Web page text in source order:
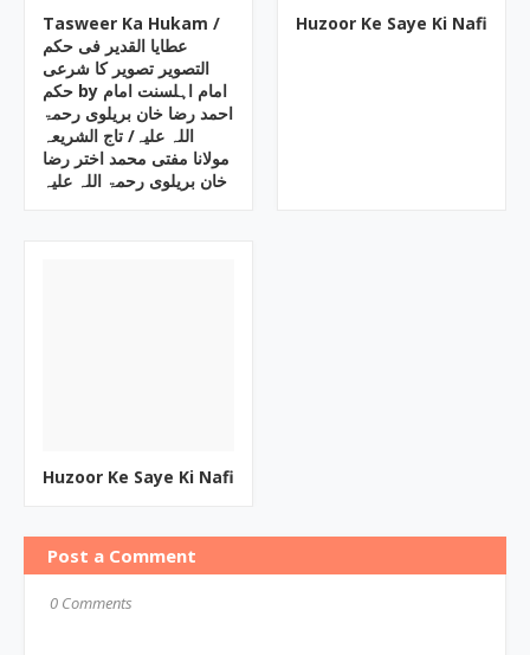
Tasweer Ka Hukam /
عطایا القدیر فی حکم
التصویر تصویر کا شرعی
حکم by امام اہلسنت امام
احمد رضا خان بریلوی رحمۃ
اللہ علیہ/ تاج الشریعہ
مولانا مفتی محمد اختر رضا
خان بریلوی رحمۃ اللہ علیہ
Huzoor Ke Saye Ki Nafi
Huzoor Ke Saye Ki Nafi
Post a Comment
0 Comments